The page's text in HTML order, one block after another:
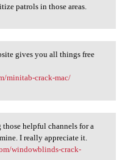
patrols in those areas.
gives
gives you all things free
minitab-crack-mac/
those
those helpful channels for a
I really appreciate it.
windowblinds-crack-